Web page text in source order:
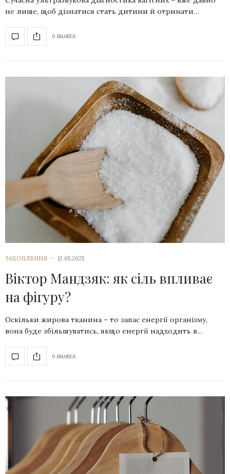
не лише, щоб дізнатися стать дитини й отримати…
0 SHARES
ЗАХОПЛЕННЯ 12.05.2025
Віктор Мандзяк: як сіль впливає
на фігуру?
Оскільки жирова тканина – то запас енергії організму,
вона буде збільшуватись, якщо енергії надходить в…
0 SHARES